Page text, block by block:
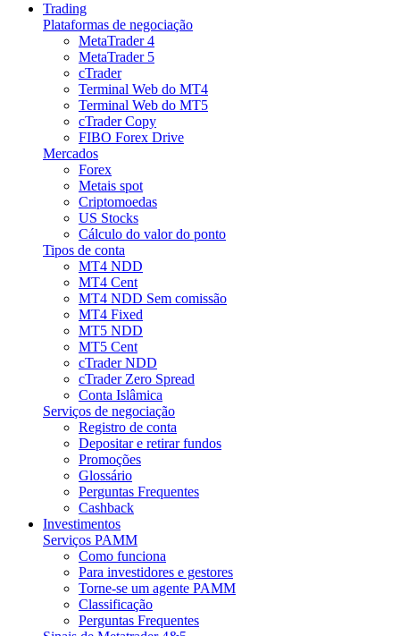
Trading
Plataformas de negociação
MetaTrader 4
MetaTrader 5
cTrader
Terminal Web do MT4
Terminal Web do MT5
cTrader Copy
FIBO Forex Drive
Mercados
Forex
Metais spot
Criptomoedas
US Stocks
Cálculo do valor do ponto
Tipos de conta
MT4 NDD
MT4 Cent
MT4 NDD Sem comissão
MT4 Fixed
MT5 NDD
MT5 Cent
cTrader NDD
cTrader Zero Spread
Conta Islâmica
Serviços de negociação
Registro de conta
Depositar e retirar fundos
Promoções
Glossário
Perguntas Frequentes
Cashback
Investimentos
Serviços PAMM
Como funciona
Para investidores e gestores
Torne-se um agente PAMM
Classificação
Perguntas Frequentes